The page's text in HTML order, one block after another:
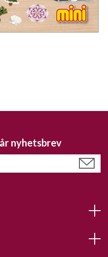
nyhetsbrev